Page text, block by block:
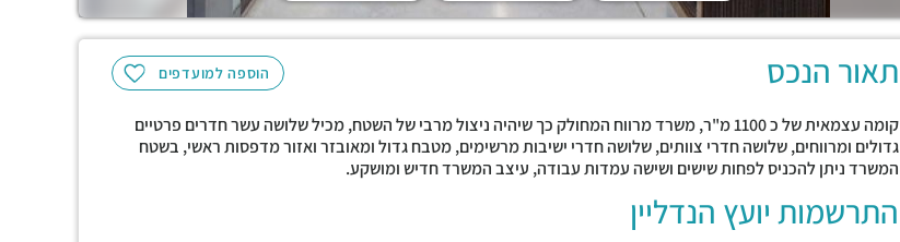
הוספה למועדפים תאור הנכס
קומה עצמאית של כ 1100 מ"ר, משרד מרווח המחולק כך שיהיה ניצול מרבי של השטח, מכיל שלושה עשר חדרים פרטיים
גדולים ומרווחים, שלושה חדרי צוותים, שלושה חדרי ישיבות מרשימים, מטבח גדול ומאובזר ואזור מדפסות ראשי, בשטח
המשרד ניתן להכניס לפחות שישים ושישה עמדות עבודה, עיצב המשרד חדיש ומושקע.
התרשמות יועץ הנדליין